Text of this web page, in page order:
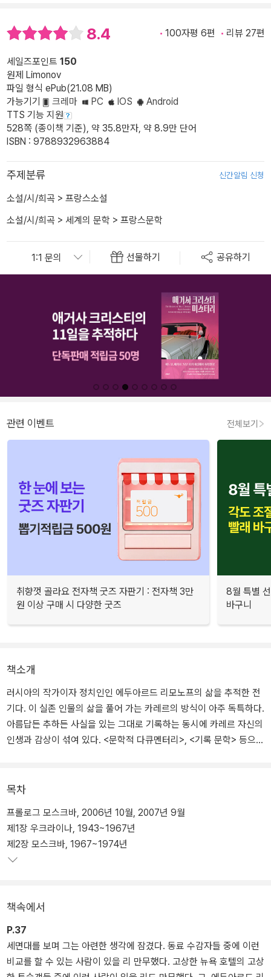
8.4 100자평 6편 리뷰 27편
세일즈포인트 150
원제 Limonov
파일 형식 ePub(21.08 MB)
가능기기
크레마 PC IOS
Android
TTS 기능 지원
528쪽 (종이책 기준), 약 35.8만자, 약 8.9만 단어
ISBN : 9788932963884
주제분류 신간알림 신청
소설/시/희곡 > 프랑스소설
소설/시/희곡 > 세계의 문학 > 프랑스문학
선물하기 공유하기
관련 이벤트 전체보기
취향껏 골라요 전자책 굿즈 자판기 : 전자책 3만
원 이상 구매 시 다양한 굿즈
8월 특별
바구니
책소개
러시아의 작가이자 정치인인 에두아르드 리모노프의 삶을 추적한 전
기다. 이 실존 인물의 삶을 풀어 가는 카레르의 방식이 아주 독특하다.
아름답든 추하든 사실을 있는 그대로 기록하는 동시에 카레르 자신의
인생과 감상이 섞여 있다. <문학적 다큐멘터리>, <기록 문학> 등으로
비평가들은 이를 두고 <작가 자신의 에고를 벗어던지고 얻어낸 문학
의 사실만이 담긴 『리모노프』. 소설보다 더 소설 같은 리모노프의 삶
과 자연스럽게 독자를 이야기 속으로 끌어당기는 카레르의 치밀한 문
장들이 어떤 소설보다도 강하게 독자를 매료시킨다.
목차
프롤로그 모스크바, 2006년 10월, 2007년 9월
제1장 우크라이나, 1943~1967년
제2장 모스크바, 1967~1974년
책속에서
P.37
세면대를 보며 그는 아련한 생각에 잠겼다. 동료 수감자들 중에 이런
비교를 할 수 있는 사람이 있을 리 만무했다. 고상한 뉴욕 호텔의 고상